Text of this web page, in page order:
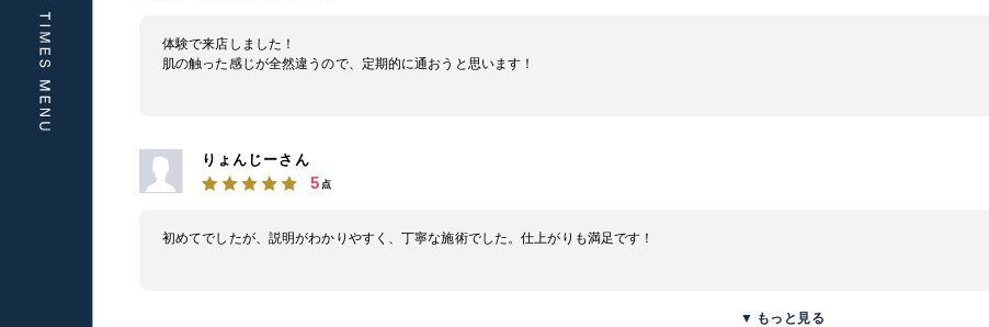
体験で来店しました！
肌の触った感じが全然違うので、定期的に通おうと思います！
りょんじーさん
5 点
初めてでしたが、説明がわかりやすく、丁寧な施術でした。仕上がりも満足です！
▼ もっと見る